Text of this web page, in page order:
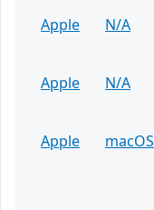
Apple N/A
Apple
N/A
Apple
macOS